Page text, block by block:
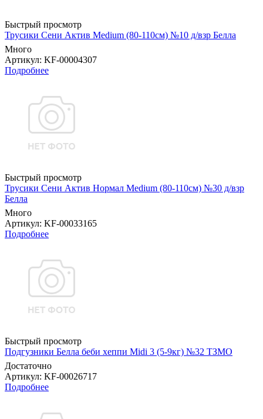
Быстрый просмотр
Трусики Сени Актив Medium (80-110см) №10 д/взр Белла
Много
Артикул: KF-00004307
Подробнее
Быстрый просмотр
Трусики Сени Актив Нормал Medium (80-110см) №30 д/взр
Белла
Много
Артикул: KF-00033165
Подробнее
Быстрый просмотр
Подгузники Белла беби хеппи Midi 3 (5-9кг) №32 ТЗМО
Достаточно
Артикул: KF-00026717
Подробнее